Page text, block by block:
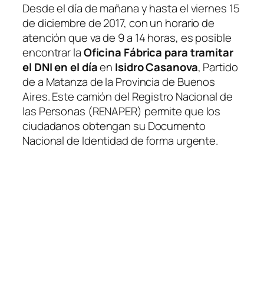
Desde el día de mañana y hasta el viernes 15
de diciembre de 2017, con un horario de
atención que va de 9 a 14 horas, es posible
encontrar laOficina Fábrica para tramitar
el DNI en el díaen Isidro Casanova, Partido
de a Matanza de la Provincia de Buenos
Aires. Este camión del Registro Nacional de
las Personas (RENAPER) permite que los
ciudadanos obtengan su Documento
Nacional de Identidad de forma urgente.